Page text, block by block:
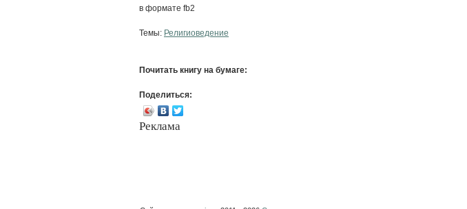
в формате fb2
Темы: Религиоведение
Почитать книгу на бумаге:
Поделиться:
Реклама